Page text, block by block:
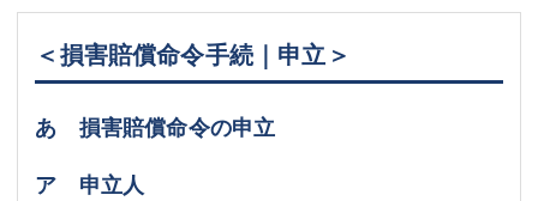
＜損害賠償命令手続｜申立＞
あ 損害賠償命令の申立
ア 申立人